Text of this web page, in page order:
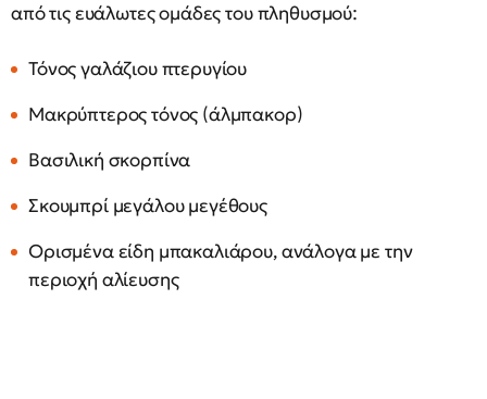
από τις ευάλωτες ομάδες του πληθυσμού:
Τόνος γαλάζιου πτερυγίου
Μακρύπτερος τόνος (άλμπακορ)
Βασιλική σκορπίνα
Σκουμπρί μεγάλου μεγέθους
Ορισμένα είδη μπακαλιάρου, ανάλογα με την
περιοχή αλίευσης